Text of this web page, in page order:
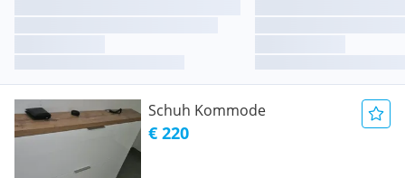
Schuh Kommode
€ 220